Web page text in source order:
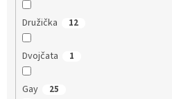
Družička 12
Dvojčata 1
Gay 25